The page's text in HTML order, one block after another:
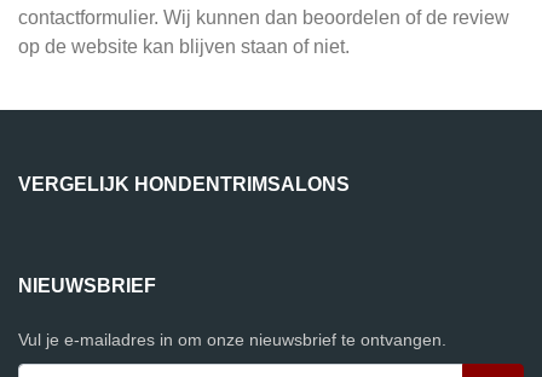
contactformulier. Wij kunnen dan beoordelen of de review
op de website kan blijven staan of niet.
VERGELIJK HONDENTRIMSALONS
NIEUWSBRIEF
Vul je e-mailadres in om onze nieuwsbrief te ontvangen.